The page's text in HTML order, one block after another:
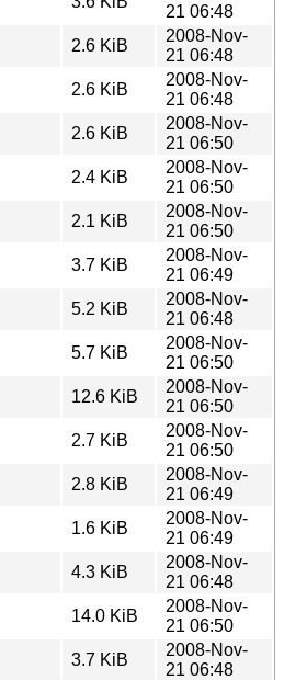
21 06:48
2.6 KiB
2008-Nov-
21 06:48
2.6 KiB
2008-Nov-
21 06:48
2.6 KiB
2008-Nov-
21 06:50
2.4 KiB
2008-Nov-
21 06:50
2.1 KiB
2008-Nov-
21 06:50
3.7 KiB
2008-Nov-
21 06:49
5.2 KiB
2008-Nov-
21 06:48
5.7 KiB
2008-Nov-
21 06:50
12.6 KiB
2008-Nov-
21 06:50
2.7 KiB
2008-Nov-
21 06:50
2.8 KiB
2008-Nov-
21 06:49
1.6 KiB
2008-Nov-
21 06:49
4.3 KiB
2008-Nov-
21 06:48
14.0 KiB
2008-Nov-
21 06:50
3.7 KiB
2008-Nov-
21 06:48